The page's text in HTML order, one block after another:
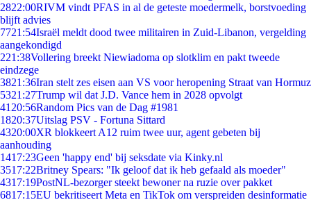
2822:00RIVM vindt PFAS in al de geteste moedermelk, borstvoeding
blijft advies
7721:54Israël meldt dood twee militairen in Zuid-Libanon, vergelding
aangekondigd
221:38Vollering breekt Niewiadoma op slotklim en pakt tweede
eindzege
3821:36Iran stelt zes eisen aan VS voor heropening Straat van Hormuz
5321:27Trump wil dat J.D. Vance hem in 2028 opvolgt
41 20:56Random Pics van de Dag #1981
1820:37Uitslag PSV - Fortuna Sittard
4320:00XR blokkeert A12 ruim twee uur, agent gebeten bij
aanhouding
1417:23Geen 'happy end' bij seksdate via Kinky.nl
3517:22Britney Spears: "Ik geloof dat ik heb gefaald als moeder"
4317:19PostNL-bezorger steekt bewoner na ruzie over pakket
6817:15EU bekritiseert Meta en TikTok om verspreiden desinformatie